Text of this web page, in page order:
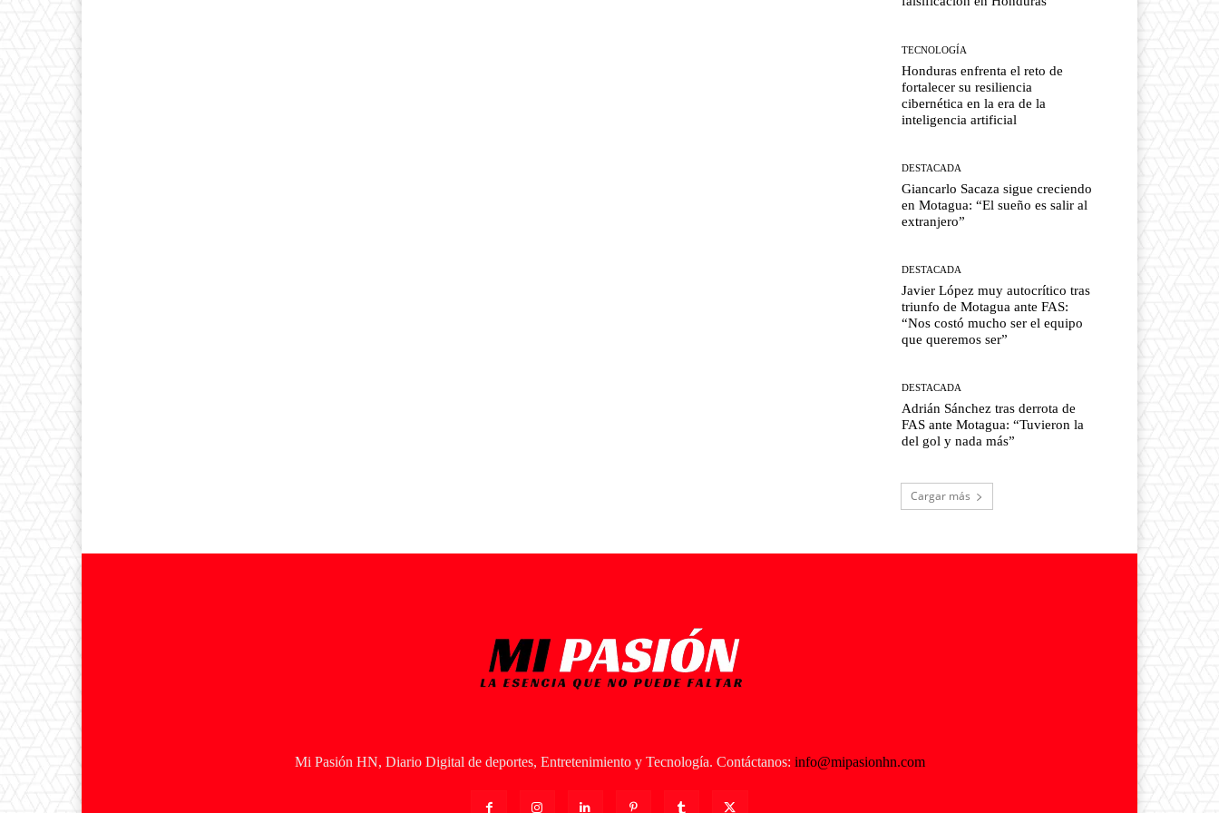
TECNOLOGÍA
Honduras enfrenta el reto de
fortalecer su resiliencia
cibernética en la era de la
inteligencia artificial
DESTACADA
Giancarlo Sacaza sigue creciendo
en Motagua: “El sueño es salir al
extranjero”
DESTACADA
Javier López muy autocrítico tras
triunfo de Motagua ante FAS:
“Nos costó mucho ser el equipo
que queremos ser”
DESTACADA
Adrián Sánchez tras derrota de
FAS ante Motagua: “Tuvieron la
del gol y nada más”
Cargar más
Mi Pasión HN, Diario Digital de deportes, Entretenimiento y Tecnología. Contáctanos: info@mipasionhn.com